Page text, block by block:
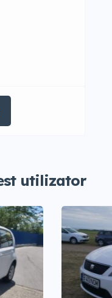
utilizator